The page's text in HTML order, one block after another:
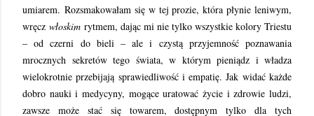
umiarem. Rozsmakowałam się w tej prozie, która płynie leniwym,
wręcz włoskim rytmem, dając mi nie tylko wszystkie kolory Triestu
– od czerni do bieli – ale i czystą przyjemność poznawania
mrocznych sekretów tego świata, w którym pieniądz i władza
wielokrotnie przebijają sprawiedliwość i empatię. Jak widać każde
dobro nauki i medycyny, mogące uratować życie i zdrowie ludzi,
zawsze może stać się towarem, dostępnym tylko dla tych